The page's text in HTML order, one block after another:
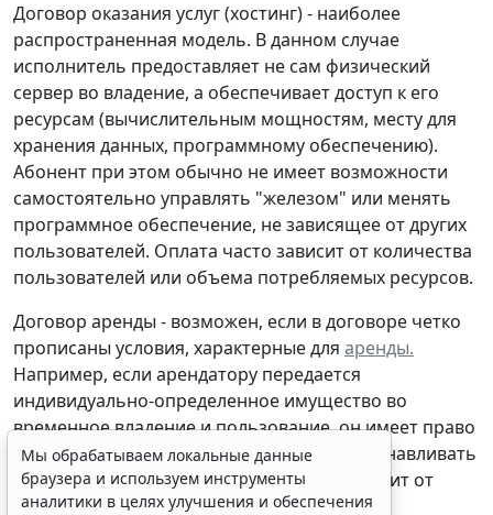
Договор оказания услуг (хостинг) - наиболее
распространенная модель. В данном случае
исполнитель предоставляет не сам физический
сервер во владение, а обеспечивает доступ к его
ресурсам (вычислительным мощностям, месту для
хранения данных, программному обеспечению).
Абонент при этом обычно не имеет возможности
самостоятельно управлять "железом" или менять
программное обеспечение, не зависящее от других
пользователей. Оплата часто зависит от количества
пользователей или объема потребляемых ресурсов.
Договор аренды - возможен, если в договоре четко
прописаны условия, характерные для аренды.
Например, если арендатору передается
индивидуально-определенное имущество во
временное владение и пользование, он имеет право
самостоятельно управлять сервером, устанавливать
свое программное обеспечение и не зависит от
других пользователей.
Мы обрабатываем локальные данные
браузера и используем инструменты
аналитики в целях улучшения и обеспечения